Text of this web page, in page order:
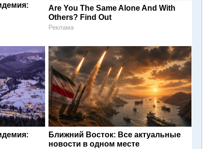
Are You The Same Alone And With
Others? Find Out
Реклама
Ближний Восток: Все актуальные
новости в одном месте